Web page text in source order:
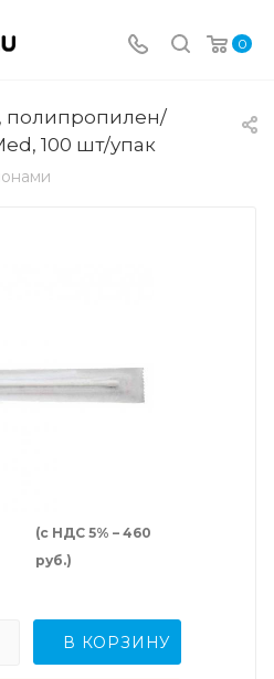
0
полипропилен/
100 шт/упак
(с НДС 5% – 460
руб.)
В КОРЗИНУ